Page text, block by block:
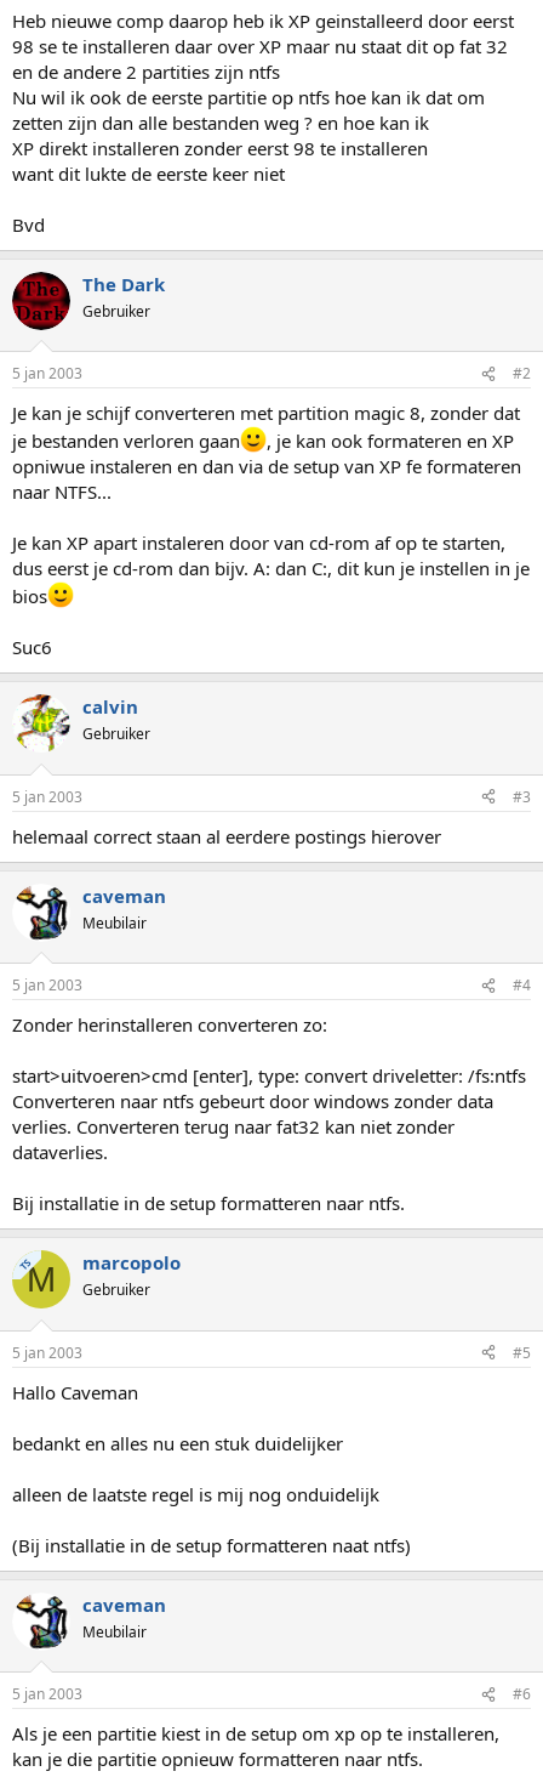
t
e
r
Heb nieuwe comp daarop heb ik XP geinstalleerd door eerst
98 se te installeren daar over XP maar nu staat dit op fat 32
en de andere 2 partities zijn ntfs
Nu wil ik ook de eerste partitie op ntfs hoe kan ik dat om
zetten zijn dan alle bestanden weg ? en hoe kan ik
XP direkt installeren zonder eerst 98 te installeren
want dit lukte de eerste keer niet
Bvd
The Dark
Gebruiker
5 jan 2003 #2
Je kan je schijf converteren met partition magic 8, zonder dat
je bestanden verloren gaan
, je kan ook formateren en XP
opniwue instaleren en dan via de setup van XP fe formateren
naar NTFS...
Je kan XP apart instaleren door van cd-rom af op te starten,
dus eerst je cd-rom dan bijv. A: dan C:, dit kun je instellen in je
bios
Suc6
calvin
Gebruiker
5 jan 2003 #3
helemaal correct staan al eerdere postings hierover
caveman
Meubilair
5 jan 2003 #4
Zonder herinstalleren converteren zo:
start>uitvoeren>cmd [enter], type: convert driveletter: /fs:ntfs
Converteren naar ntfs gebeurt door windows zonder data
verlies. Converteren terug naar fat32 kan niet zonder
dataverlies.
Bij installatie in de setup formatteren naar ntfs.
TSM marcopolo
Gebruiker
5 jan 2003 #5
Hallo Caveman
bedankt en alles nu een stuk duidelijker
alleen de laatste regel is mij nog onduidelijk
(Bij installatie in de setup formatteren naat ntfs)
caveman
Meubilair
5 jan 2003 #6
Als je een partitie kiest in de setup om xp op te installeren,
kan je die partitie opnieuw formatteren naar ntfs.